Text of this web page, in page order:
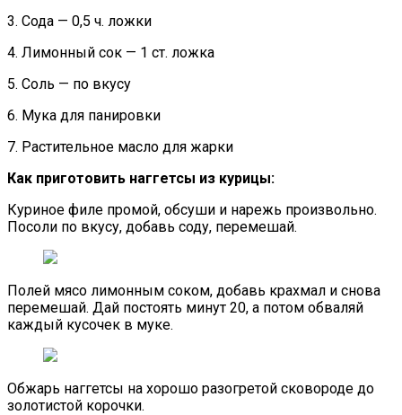
3. Сода — 0,5 ч. ложки
4. Лимонный сок — 1 ст. ложка
5. Соль — по вкусу
6. Мука для панировки
7. Растительное масло для жарки
Как приготовить наггетсы из курицы:
Куриное филе промой, обсуши и нарежь произвольно.
Посоли по вкусу, добавь соду, перемешай.
Полей мясо лимонным соком, добавь крахмал и снова
перемешай. Дай постоять минут 20, а потом обваляй
каждый кусочек в муке.
Обжарь наггетсы на хорошо разогретой сковороде до
золотистой корочки.